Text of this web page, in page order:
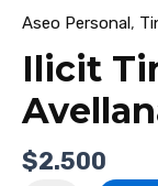
Aseo Personal ,
Ilicit
$2.500